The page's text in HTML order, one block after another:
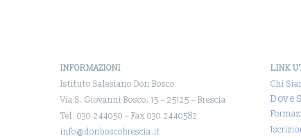
INFORMAZIONI
Istituto Salesiano Don Bosco
Via S. Giovanni Bosco, 15 – 25125 – Brescia
Tel. 030.244050 – Fax 030.2440582
info@donboscobrescia.it
LINK
Chi
Dove